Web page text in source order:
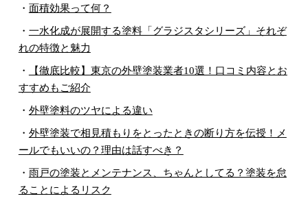
・ 面積効果って何？
・ 一水化成が展開する塗料「グラジスタシリーズ」それぞ
れの特徴と魅力
・
【徹底比較】東京の外壁塗装業者10選！口コミ内容とお
すすめもご紹介
・ 外壁塗料のツヤによる違い
・ 外壁塗装で相見積もりをとったときの断り方を伝授！メ
ールでもいいの？理由は話すべき？
・ 雨戸の塗装とメンテナンス、ちゃんとしてる？塗装を怠
ることによるリスク